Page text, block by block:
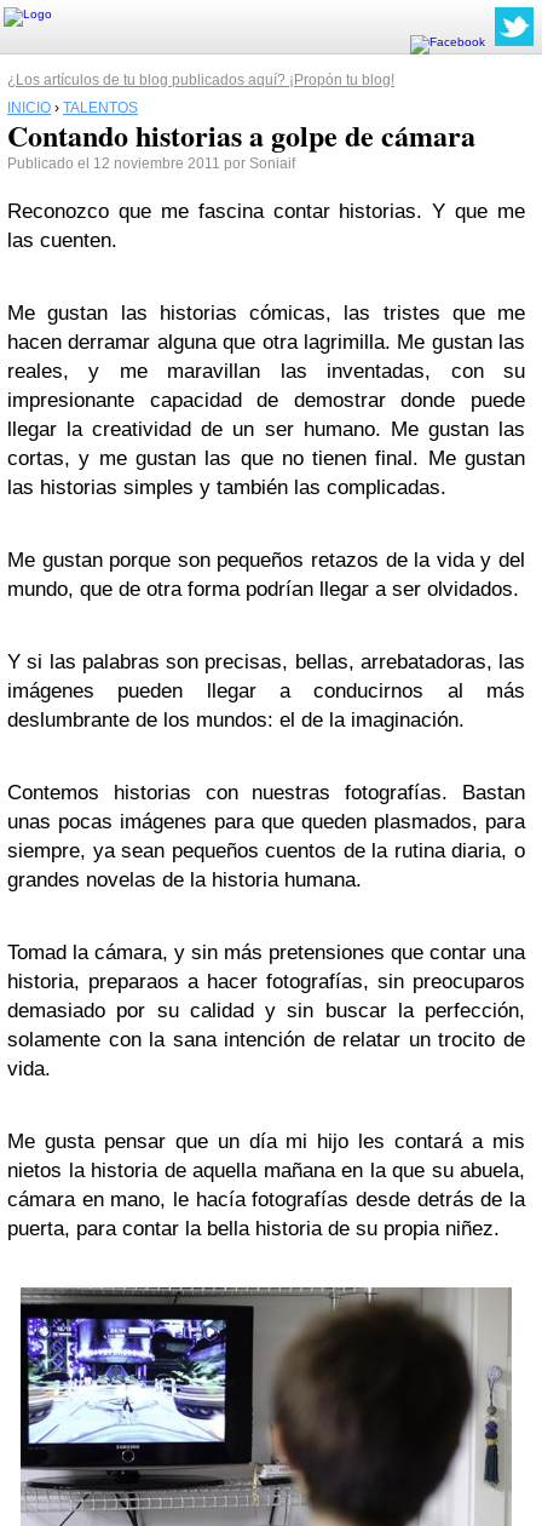
¿Los artículos de tu blog publicados aquí? ¡Propón tu blog!
INICIO › TALENTOS
Contando historias a golpe de cámara
Publicado el 12 noviembre 2011 por Soniaif
Reconozco que me fascina contar historias. Y que me
las cuenten.
Me gustan las historias cómicas, las tristes que me
hacen derramar alguna que otra lagrimilla. Me gustan las
reales, y me maravillan las inventadas, con su
impresionante capacidad de demostrar donde puede
llegar la creatividad de un ser humano. Me gustan las
cortas, y me gustan las que no tienen final. Me gustan
las historias simples y también las complicadas.
Me gustan porque son pequeños retazos de la vida y del
mundo, que de otra forma podrían llegar a ser olvidados.
Y si las palabras son precisas, bellas, arrebatadoras, las
imágenes pueden llegar a conducirnos al más
deslumbrante de los mundos: el de la imaginación.
Contemos historias con nuestras fotografías. Bastan
unas pocas imágenes para que queden plasmados, para
siempre, ya sean pequeños cuentos de la rutina diaria, o
grandes novelas de la historia humana.
Tomad la cámara, y sin más pretensiones que contar una
historia, preparaos a hacer fotografías, sin preocuparos
demasiado por su calidad y sin buscar la perfección,
solamente con la sana intención de relatar un trocito de
vida.
Me gusta pensar que un día mi hijo les contará a mis
nietos la historia de aquella mañana en la que su abuela,
cámara en mano, le hacía fotografías desde detrás de la
puerta, para contar la bella historia de su propia niñez.